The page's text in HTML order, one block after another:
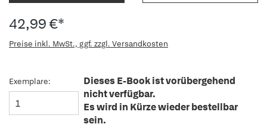
42,99 €*
Preise inkl. MwSt., ggf. zzgl. Versandkosten
Exemplare:
Dieses E-Book ist vorübergehend
nicht verfügbar.
Es wird in Kürze wieder bestellbar
sein.